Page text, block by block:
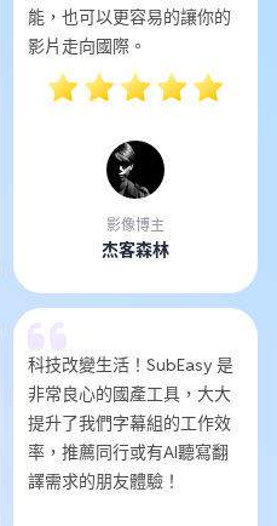
能，也可以更容易的讓你的
影片走向國際。
影像博主
杰客森林
科技改變生活！SubEasy 是
非常良心的國產工具，大大
提升了我們字幕組的工作效
率，推薦同行或有AI聽寫翻
譯需求的朋友體驗！